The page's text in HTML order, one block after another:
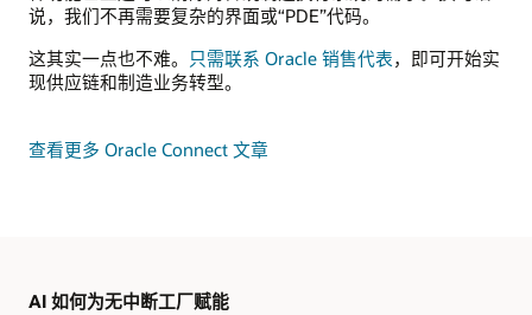
说，我们不再需要复杂的界面或“PDE”代码。
这其实一点也不难。 只需联系 Oracle 销售代表，即可开始实
现供应链和制造业务转型。
查看更多 Oracle Connect 文章
AI 如何为无中断工厂赋能